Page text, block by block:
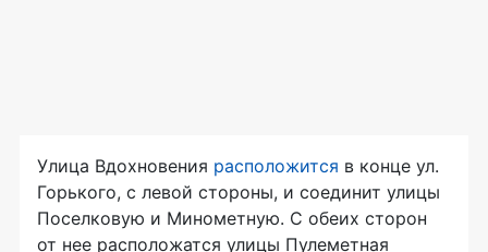
Улица Вдохновения расположится в конце ул.
Горького, с левой стороны, и соединит улицы
Поселковую и Минометную. С обеих сторон
от нее расположатся улицы Пулеметная